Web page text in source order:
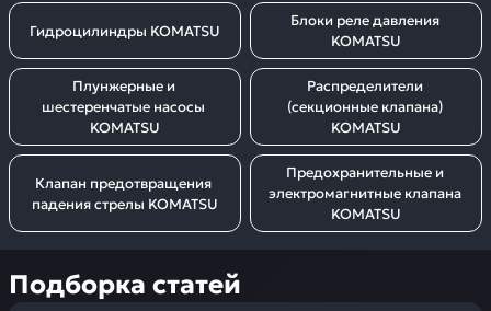
Гидроцилиндры KOMATSU
Блоки реле давления
KOMATSU
Плунжерные и
шестеренчатые насосы
KOMATSU
Распределители
(секционные клапана)
KOMATSU
Клапан предотвращения
падения стрелы KOMATSU
Предохранительные и
электромагнитные клапана
KOMATSU
Подборка статей